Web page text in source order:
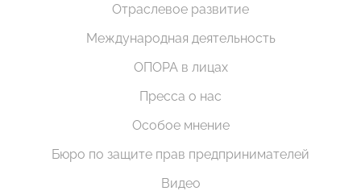
Отраслевое развитие
Международная деятельность
ОПОРА в лицах
Пресса о нас
Особое мнение
Бюро по защите прав предпринимателей
Видео